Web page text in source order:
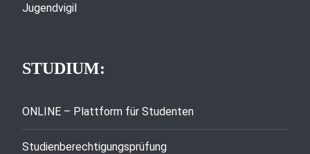
Jugendvigil
STUDIUM:
ONLINE – Plattform für Studenten
Studienberechtigungsprüfung